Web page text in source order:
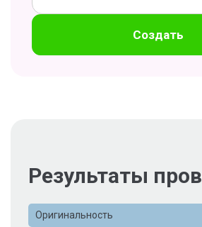
Создать
Результаты
Оригинальность